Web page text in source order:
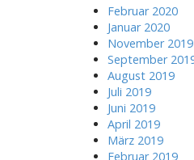
Februar 2020
Januar 2020
November 2019
September
August 2019
Juli 2019
Juni 2019
April 2019
März 2019
Februar 2019